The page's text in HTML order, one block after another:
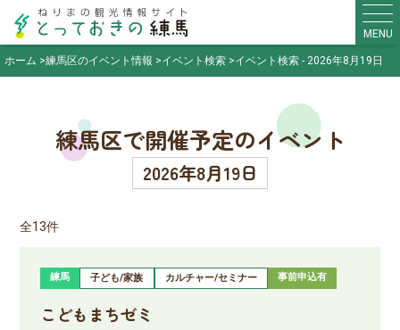
MENU
ホーム
練馬区のイベント情報 イベント検索 イベント検索 - 2026年8月19日
練馬区で開催予定のイベント
2026年8月19日
全13件
練馬 子ども/家族 カルチャー/セミナー 事前申込有
こどもまちゼミ